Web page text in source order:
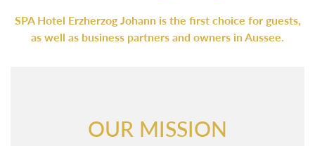
SPA Hotel Erzherzog Johann is the first choice for guests,
as well as business partners and owners in Aussee.
OUR MISSION